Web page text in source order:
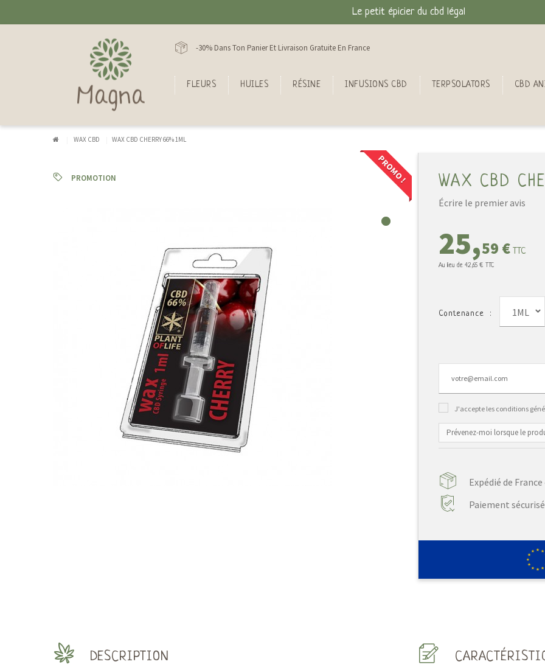
Le petit épicier du cbd légal
-30% Dans Ton Panier Et Livraison Gratuite En France
FLEURS HUILES RÉSINE INFUSIONS CBD TERPSOLATORS CBD
WAX CBD WAX CBD CHERRY 66% 1ML
PROMO !
PROMOTION WAX CBD
Écrire le premier avis
25,59 € TTC
Au lieu de42,65 € TTC
Contenance : 1ML
J'accepte les conditions
Prévenez-moi lorsque le
Expédié de
Paiement sécurisé
DESCRIPTION